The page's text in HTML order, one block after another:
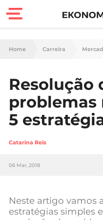
Finanças
Carreira
Casa
Lifestyle
Sociedade
Negócios
Home Carreira
Resolução
problemas
5
Catarina Reis
06 Mar, 2018
Neste artigo vamos
estratégias simples